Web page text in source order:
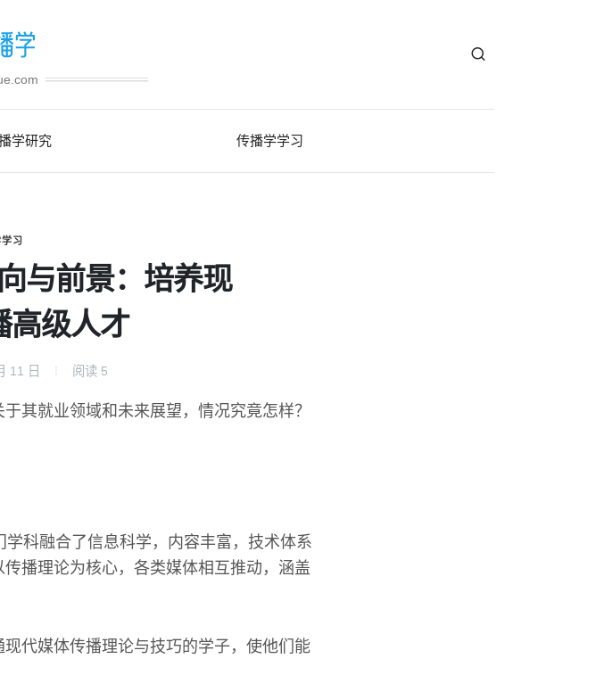
学研究 传播学学习
习
与前景：培养现
高级人才
11 日 阅读 5
其就业领域和未来展望，情况究竟怎样？
科融合了信息科学，内容丰富，技术体系
播理论为核心，各类媒体相互推动，涵盖
代媒体传播理论与技巧的学子，使他们能